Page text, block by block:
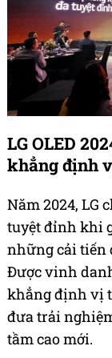
LG OLED
khẳng định
Năm 2024, LG
tuyệt đỉnh khi
những cải tiến
Được vinh
khẳng định vị
đưa trải
tầm cao mới.